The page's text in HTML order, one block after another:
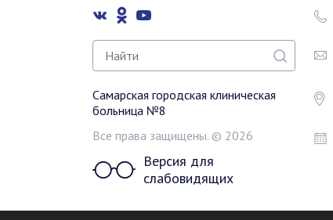
Самарская городская клиническая
больница №8
Все права защищены. © 2026
Версия для
слабовидящих